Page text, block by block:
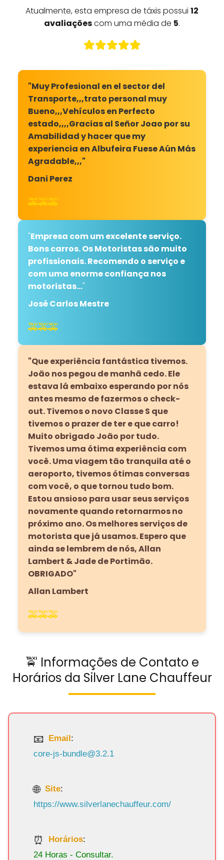
Atualmente, esta empresa de táxis possui 12
avaliaçõescom uma média de 5.
"Muy Profesional en el sector del
Transporte,,,trato personal muy
Bueno,,,Vehículos en Perfecto
estado,,,,Gracias al Señor Joao por su
Amabilidad y hacer que my
experiencia en Albufeira Fuese Aún Más
Agradable,,,"
Dani Perez
🚕🚕🚕
"Empresa com um excelente serviço.
Bons carros. Os Motoristas são muito
profissionais. Recomendo o serviço e
com uma enorme confiança nos
motoristas…"
José Carlos Mestre
🚕🚕🚕
"Que experiência fantástica tivemos.
João nos pegou de manhã cedo. Ele
estava lá embaixo esperando por nós
antes mesmo de fazermos o check-
out. Tivemos o novo Classe S que
tivemos o prazer de ter e que carro!
Muito obrigado João por tudo.
Tivemos uma ótima experiência com
você. Uma viagem tão tranquila até o
aeroporto, tivemos ótimas conversas
com você, o que tornou tudo bom.
Estou ansioso para usar seus serviços
novamente quando retornarmos no
próximo ano. Os melhores serviços de
motorista que já usamos. Espero que
ainda se lembrem de nós, Allan
Lambert & Jade de Portimão.
OBRIGADO"
Allan Lambert
🚕🚕🚕
🚖 Informações de Contato e
Horários da Silver Lane Chauffeur
Email:
core-js-bundle@3.2.1
Site:
https://www.silverlanechauffeur.com/
Horários:
24 Horas - Consultar.